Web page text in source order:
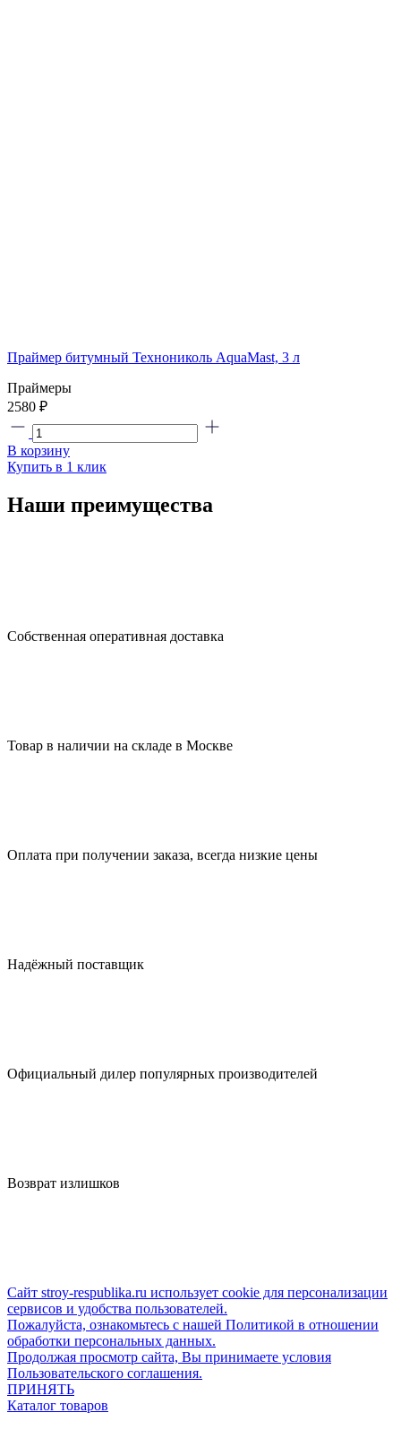
Праймер битумный Технониколь AquaMast, 3 л
Праймеры
2580 ₽
В корзину
Купить в 1 клик
Наши преимущества
Собственная оперативная доставка
Товар в наличии на складе в Москве
Оплата при получении заказа, всегда низкие цены
Надёжный поставщик
Официальный дилер популярных производителей
Возврат излишков
Сайт stroy-respublika.ru использует cookie для персонализации
сервисов и удобства пользователей.
Пожалуйста, ознакомьтесь с нашей Политикой в отношении
обработки персональных данных.
Продолжая просмотр сайта, Вы принимаете условия
Пользовательского соглашения.
ПРИНЯТЬ
Каталог товаров